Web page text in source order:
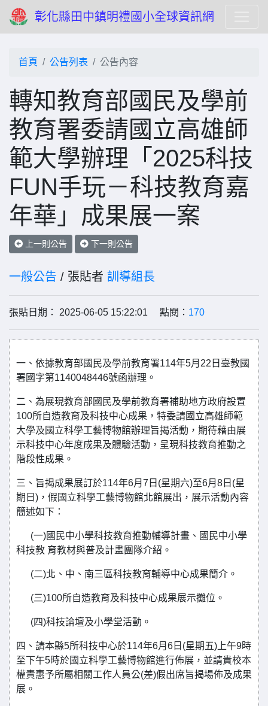
彰化縣田中鎮明禮國小全球資訊網
首頁 公告列表 公告內容
轉知教育部國民及學前
教育署委請國立高雄師
範大學辦理「2025科技
FUN手玩－科技教育嘉
年華」成果展一案
上一則公告 下一則公告
一般公告 / 張貼者 訓導組長
張貼日期： 2025-06-05 15:22:01 點閱： 170
一、依據教育部國民及學前教育署114年5月22日臺教國
署國字第1140048446號函辦理。
二、為展現教育部國民及學前教育署補助地方政府設置
100所自造教育及科技中心成果，特委請國立高雄師範
大學及國立科學工藝博物館辦理旨揭活動，期待藉由展
示科技中心年度成果及體驗活動，呈現科技教育推動之
階段性成果。
三、旨揭成果展訂於114年6月7日(星期六)至6月8日(星
期日)，假國立科學工藝博物館北館展出，展示活動內容
簡述如下：
(一)國民中小學科技教育推動輔導計畫、國民中小學
科技教 育教材與普及計畫團隊介紹。
(二)北、中、南三區科技教育輔導中心成果簡介。
(三)100所自造教育及科技中心成果展示攤位。
(四)科技論壇及小學堂活動。
四、請本縣5所科技中心於114年6月6日(星期五)上午9時
至下午5時於國立科學工藝博物館進行佈展，並請貴校本
權責惠予所屬相關工作人員公(差)假出席旨揭場佈及成果
展。